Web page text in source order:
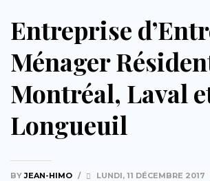
Entreprise
Ménager
Montréal, Laval
Longueuil
BYJEAN-HIMO / LUNDI, 11 DÉCEMBRE 2017